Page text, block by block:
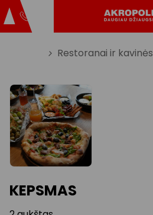
Restoranai ir kavinės
KEPSMAS